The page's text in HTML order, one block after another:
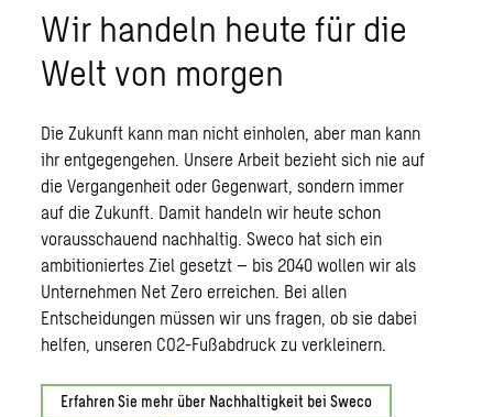
Wir handeln heute für die
Welt von morgen
Die Zukunft kann man nicht einholen, aber man kann
ihr entgegengehen. Unsere Arbeit bezieht sich nie auf
die Vergangenheit oder Gegenwart, sondern immer
auf die Zukunft. Damit handeln wir heute schon
vorausschauend nachhaltig. Sweco hat sich ein
ambitioniertes Ziel gesetzt – bis 2040 wollen wir als
Unternehmen Net Zero erreichen. Bei allen
Entscheidungen müssen wir uns fragen, ob sie dabei
helfen, unseren CO2-Fußabdruck zu verkleinern.
Erfahren Sie mehr über Nachhaltigkeit bei Sweco